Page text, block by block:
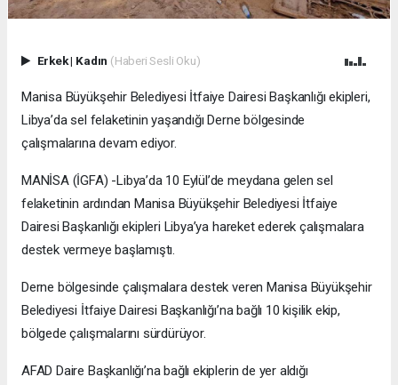
Erkek| Kadın (Haberi Sesli Oku)
Manisa Büyükşehir Belediyesi İtfaiye Dairesi Başkanlığı ekipleri,
Libya’da sel felaketinin yaşandığı Derne bölgesinde
çalışmalarına devam ediyor.
MANİSA (İGFA) -Libya’da 10 Eylül’de meydana gelen sel
felaketinin ardından Manisa Büyükşehir Belediyesi İtfaiye
Dairesi Başkanlığı ekipleri Libya’ya hareket ederek çalışmalara
destek vermeye başlamıştı.
Derne bölgesinde çalışmalara destek veren Manisa Büyükşehir
Belediyesi İtfaiye Dairesi Başkanlığı’na bağlı 10 kişilik ekip,
bölgede çalışmalarını sürdürüyor.
AFAD Daire Başkanlığı’na bağlı ekiplerin de yer aldığı